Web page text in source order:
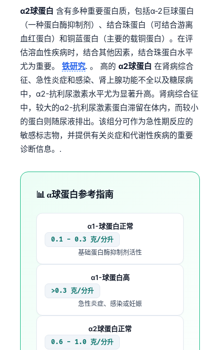
α2球蛋白 含有多种重要蛋白质，包括α-2巨球蛋白
（一种蛋白酶抑制剂）、结合珠蛋白（可结合游离
血红蛋白）和铜蓝蛋白（主要的载铜蛋白）。在评
估溶血性疾病时，结合其他因素，结合珠蛋白水平
尤为重要。 铁研究. 。 高的 α2球蛋白 在肾病综合
征、急性炎症和感染、肾上腺功能不全以及糖尿病
中，α2-抗利尿激素水平尤为显著升高。肾病综合征
中，较大的α2-抗利尿激素蛋白滞留在体内，而较小
的蛋白则随尿液排出。该组分可作为急性期反应的
敏感标志物，并提供有关炎症和代谢性疾病的重要
诊断信息。.
📊 α球蛋白参考指南
α1-球蛋白正常
0.1 - 0.3 克/分升
基础蛋白酶抑制剂活性
α1-球蛋白高
>0.3 克/分升
急性炎症、感染或妊娠
α2球蛋白正常
0.6 - 1.0 克/分升